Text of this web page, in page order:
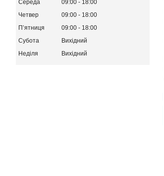
Середа
09:00
18:00
Четвер
09:00
18:00
Пʼятниця
09:00
18:00
Субота
Вихідний
Неділя
Вихідний